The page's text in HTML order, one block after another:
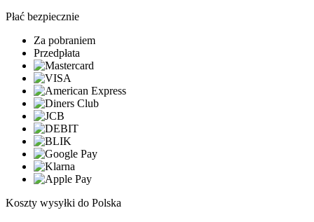
Płać bezpiecznie
Za pobraniem
Przedpłata
Koszty wysyłki do Polska